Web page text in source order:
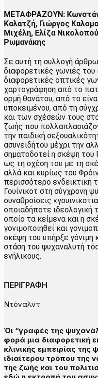
ΜΕΤΑΦΡΑΖΟΥΝ:
Καλατζή, Γιώργος
Μιχέλη, Ελίζα
Ρωμανάκης
Σε αυτή τη συλλογή
διαφορετικές γωνιές
διαφορετικές οπτικές
χαρτογράφηση από το
ορμή θανάτου, από το
υποκειμένου, από τη
και των σχέσεών τους
ζωής που
την παιδική
ασυνειδήτου μέχρι την
σηματοδοτεί η σκέψη του
ως τη σχέση του με τη
αλλά και κυρίως του
περισσότερο ενδεικτική
Γουίνικοτ στη σύγχρονη
συναθροίσεις
οποιαδήποτε ιδεολογική
οποίο τα κείμενα και η
γονιμοποιηθεί και
σκέψη του υπήρξε γόνιμη
στάση του ψυχαναλυτή
ενήλικους.
ΠΕΡΙΓΡΑΦΗ
Ντόναλντ
Όι “γραφές της
φορά μια διαφορετική
κλινικής εμπειρίας
ιδιαίτερου τρόπου της
της ζωής και του